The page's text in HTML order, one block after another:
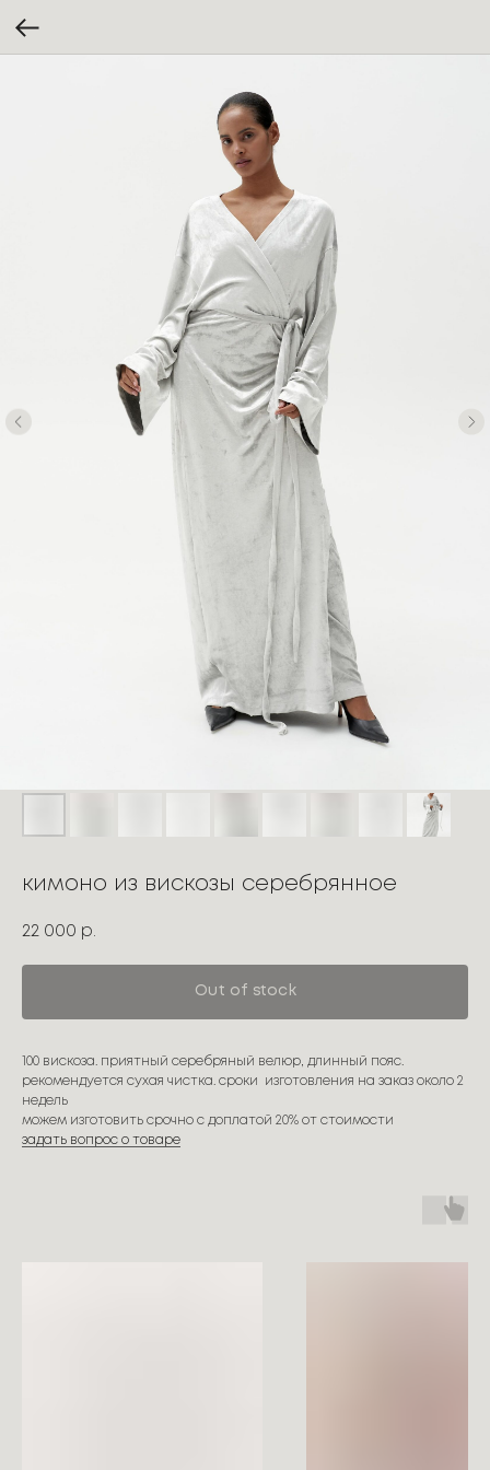
кимоно из вискозы серебрянное
22 000 р.
Out of stock
100 вискоза. приятный серебряный велюр, длинный пояс.
рекомендуется сухая чистка. сроки изготовления на заказ около 2
недель
можем изготовить срочно с доплатой 20% от стоимости
задать вопрос о товаре